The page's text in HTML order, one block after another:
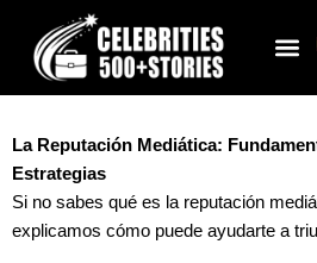
contenido
La Reputación Mediática:
Estrategias
Si no sabes qué es la reputación
explicamos cómo puede ayudarte a